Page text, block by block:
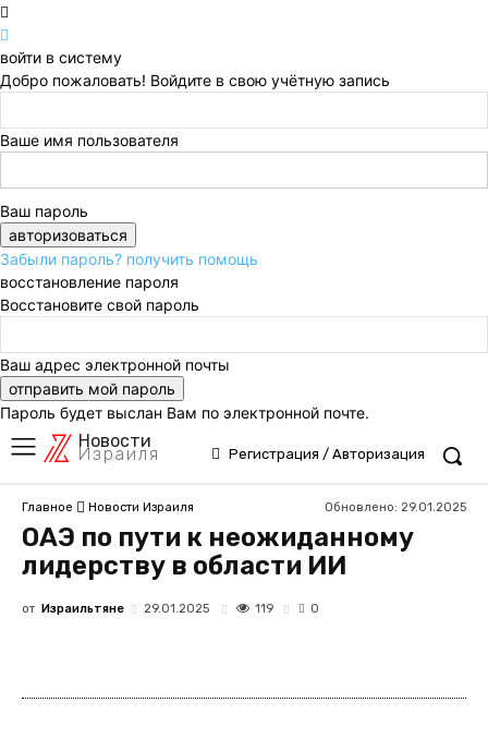
войти в систему
Добро пожаловать! Войдите в свою учётную запись
Ваше имя пользователя
Ваш пароль
Забыли пароль? получить помощь
восстановление пароля
Восстановите свой пароль
Ваш адрес электронной почты
Пароль будет выслан Вам по электронной почте.
Новости
Израиля Регистрация / Авторизация
Главное Новости Израиля Обновлено: 29.01.2025
ОАЭ по пути к неожиданному
лидерству в области ИИ
от Израильтяне 29.01.2025 119 0